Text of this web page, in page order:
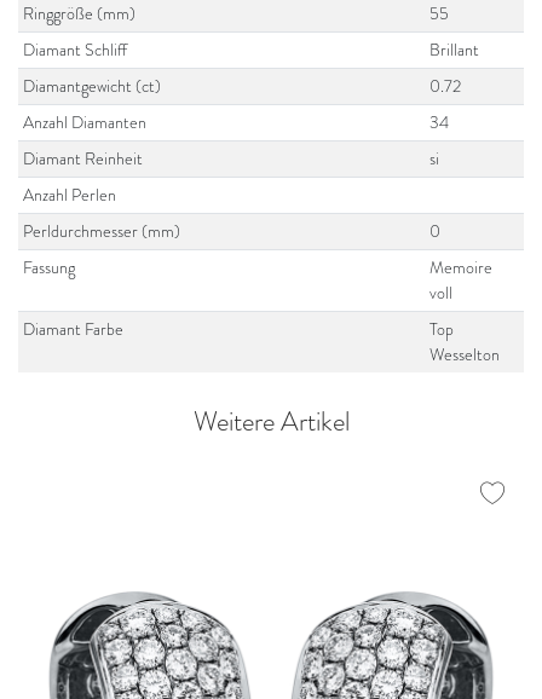
Ringgröße (mm)
55
Diamant Schliff
Brillant
Diamantgewicht (ct)
0.72
Anzahl Diamanten
34
Diamant Reinheit
si
Anzahl Perlen
Perldurchmesser (mm)
0
Fassung
Memoire
voll
Diamant Farbe
Top
Wesselton
Weitere Artikel